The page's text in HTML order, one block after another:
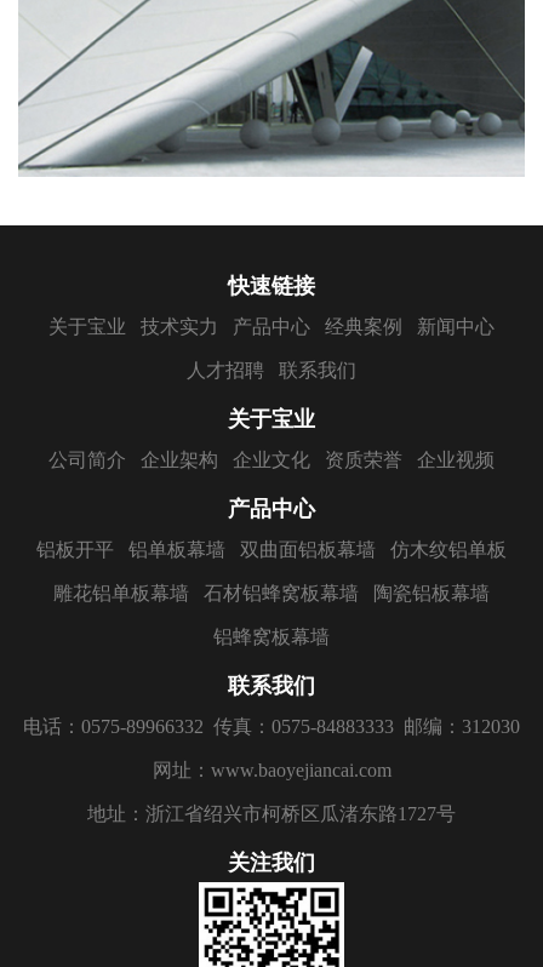
快速链接
关于宝业 技术实力 产品中心 经典案例 新闻中心
人才招聘 联系我们
关于宝业
公司简介 企业架构 企业文化 资质荣誉 企业视频
产品中心
铝板开平 铝单板幕墙 双曲面铝板幕墙 仿木纹铝单板
雕花铝单板幕墙 石材铝蜂窝板幕墙 陶瓷铝板幕墙
铝蜂窝板幕墙
联系我们
电话：0575-89966332 传真：0575-84883333 邮编：312030
网址：www.baoyejiancai.com
地址：浙江省绍兴市柯桥区瓜渚东路1727号
关注我们